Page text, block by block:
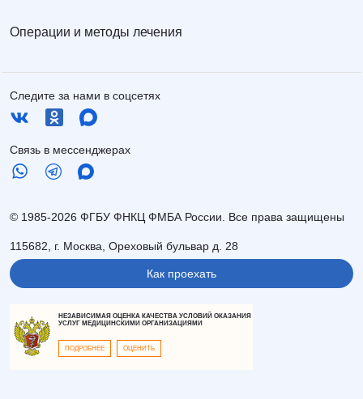
Операции и методы лечения
Следите за нами в соцсетях
Связь в мессенджерах
© 1985-2026 ФГБУ ФНКЦ ФМБА России. Все права защищены
115682, г. Москва, Ореховый бульвар д. 28
Как проехать
НЕЗАВИСИМАЯ ОЦЕНКА КАЧЕСТВА УСЛОВИЙ ОКАЗАНИЯ
УСЛУГ МЕДИЦИНСКИМИ ОРГАНИЗАЦИЯМИ
ПОДРОБНЕЕ ОЦЕНИТЬ